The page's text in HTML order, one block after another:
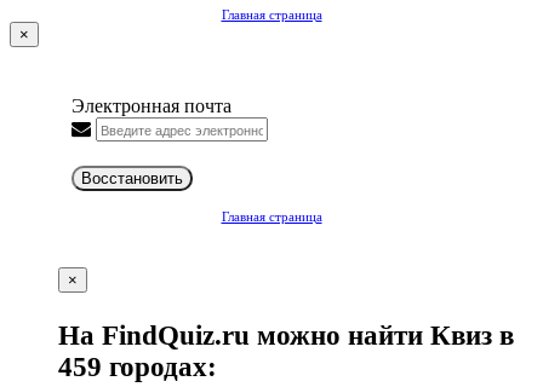
Главная страница
×
Электронная почта
Восстановить
Главная страница
×
На FindQuiz.ru можно найти Квиз в
459 городах: